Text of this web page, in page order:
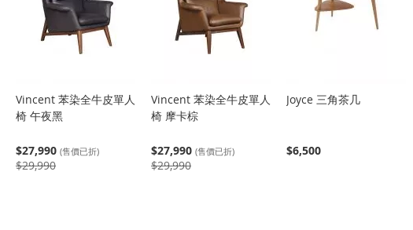
Vincent 苯染全牛皮單人
椅 午夜黑
$27,990 (售價已折)
$29,990
Vincent 苯染全牛皮單人
椅 摩卡棕
$27,990 (售價已折)
$29,990
Joyce 三角茶几
$6,500